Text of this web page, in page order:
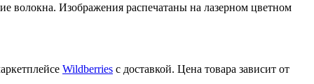
волокна. Изображения распечатаны на лазерном цветном
Wildberries с доставкой. Цена товара зависит от